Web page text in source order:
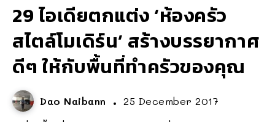
29 ไอเดียตกแต่ง ‘ห้องครัว
สไตล์โมเดิร์น’ สร้างบรรยากาศ
ดีๆ ให้กับพื้นที่ทำครัวของคุณ
Dao Naibann 25 December 2017